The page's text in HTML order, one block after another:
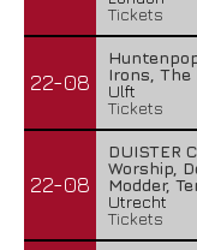
Tickets
22-08
Irons, The
Ulft
Tickets
22-08
DUISTER
Worship,
Modder,
Utrecht
Tickets